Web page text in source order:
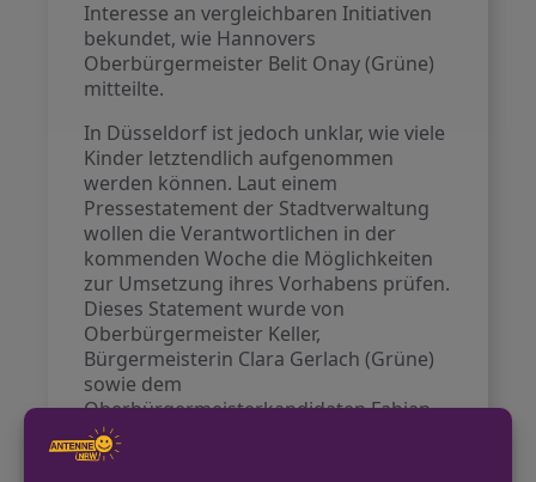
Interesse an vergleichbaren Initiativen
bekundet, wie Hannovers
Oberbürgermeister Belit Onay (Grüne)
mitteilte.
In Düsseldorf ist jedoch unklar, wie viele
Kinder letztendlich aufgenommen
werden können. Laut einem
Pressestatement der Stadtverwaltung
wollen die Verantwortlichen in der
kommenden Woche die Möglichkeiten
zur Umsetzung ihres Vorhabens prüfen.
Dieses Statement wurde von
Oberbürgermeister Keller,
Bürgermeisterin Clara Gerlach (Grüne)
sowie dem
Oberbürgermeisterkandidaten Fabian
Zachel (SPD) unterzeichnet. Erste
Gespräche über die Initiative haben